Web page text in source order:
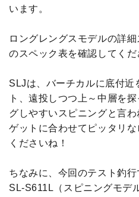
います。
ロングレングスモデルの詳
のスペック表を確認してくだ
SLJは、バーチカルに底付近
ト、遠投しつつ上～中層を
グしやすいスピニングと言
ゲットに合わせてピッタリ
くださいね！
ちなみに、今回のテスト釣
SL-S611L（スピニングモデ